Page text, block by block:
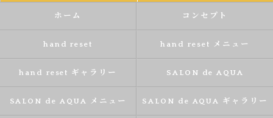
ホーム コンセプト
hand reset hand reset メニュー
hand reset ギャラリー SALON de AQUA
SALON de AQUA メニュー SALON de AQUA ギャラリー